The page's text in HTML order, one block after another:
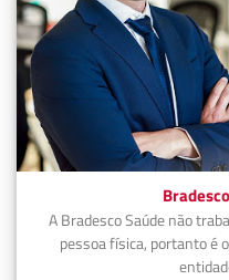
A Bradesco Saúde não
pessoa física, portanto é